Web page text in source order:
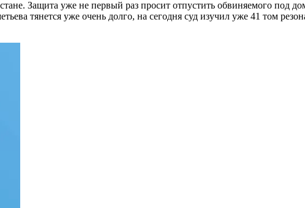
Защита уже не первый раз просит отпустить обвиняемого под
тянется уже очень долго, на сегодня суд изучил уже 41 том